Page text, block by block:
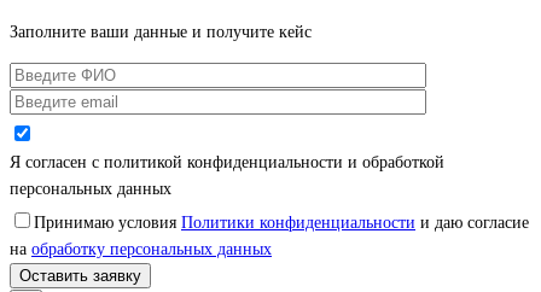
Заполните ваши данные и получите кейс
Я согласен с политикой конфиденциальности и обработкой
персональных данных
Принимаю условия Политики конфиденциальности и даю согласие
на обработку персональных данных